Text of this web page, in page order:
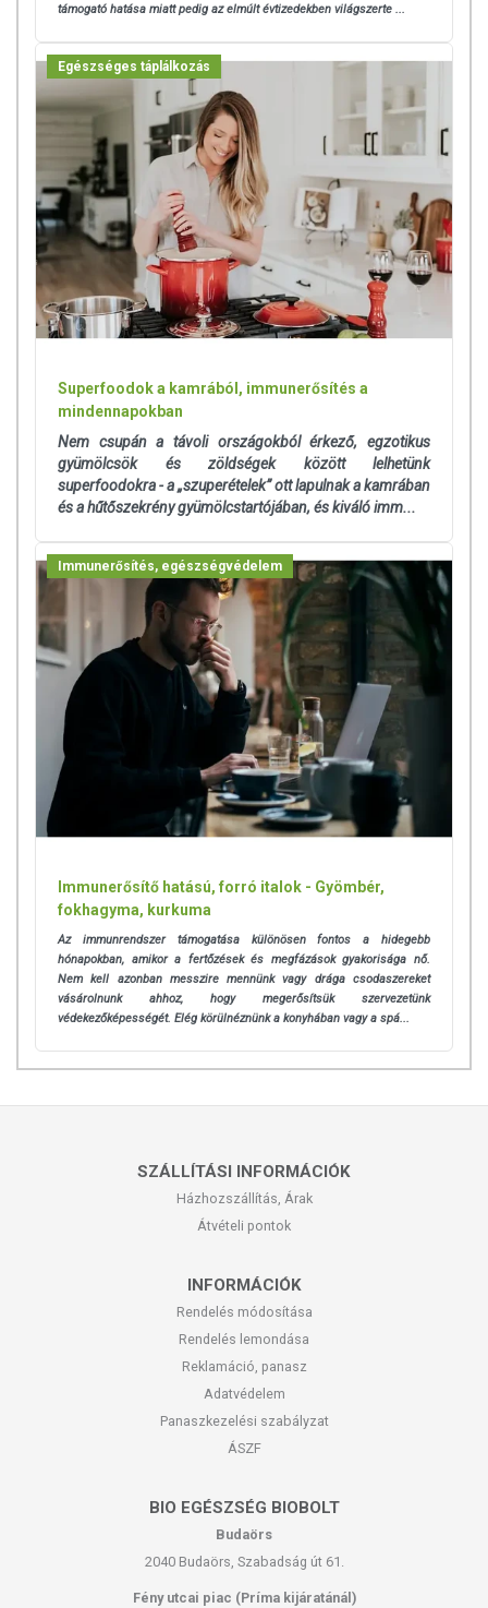
tulajdonítani.
A termék nem helyettesíti a kiegyensúlyozott, vegyes étrendet és az
egészséges életmódot! A termék nem gyógyít betegségeket! A termék
nem az orvosi kezelés helyettesítésére alkalmas! Betegség esetén
használatát beszélje meg kezelőorvosával. Az ajánlott napi
fogyasztási mennyiséget ne lépje túl! Ne szedje a készítményt, ha az
összetevők bármelyikére érzékeny vagy allergiás! Kisgyermektől
elzárva tartandó!
támogató hatása miatt pedig az elmúlt évtizedekben világszerte ...
Egészséges táplálkozás
Superfoodok a kamrából, immunerősítés a
mindennapokban
Nem csupán a távoli országokból érkező, egzotikus
gyümölcsök és zöldségek között lelhetünk
superfoodokra - a „szuperételek” ott lapulnak a kamrában
és a hűtőszekrény gyümölcstartójában, és kiváló imm...
Immunerősítés, egészségvédelem
Immunerősítő hatású, forró italok - Gyömbér,
fokhagyma, kurkuma
Az immunrendszer támogatása különösen fontos a hidegebb
hónapokban, amikor a fertőzések és megfázások gyakorisága nő.
Nem kell azonban messzire mennünk vagy drága csodaszereket
vásárolnunk ahhoz, hogy megerősítsük szervezetünk
védekezőképességét. Elég körülnéznünk a konyhában vagy a spá...
SZÁLLÍTÁSI INFORMÁCIÓK
Házhozszállítás, Árak
Átvételi pontok
INFORMÁCIÓK
Rendelés módosítása
Rendelés lemondása
Reklamáció, panasz
Adatvédelem
Panaszkezelési szabályzat
ÁSZF
BIO EGÉSZSÉG BIOBOLT
Budaörs
2040 Budaörs, Szabadság út 61.
Fény utcai piac (Príma kijáratánál)